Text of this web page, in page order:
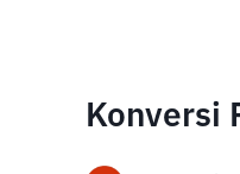
Konversi